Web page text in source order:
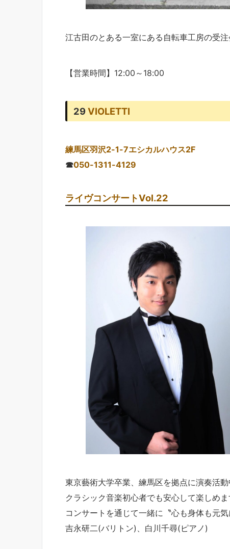
江古田のとある一室にある自転車工房の受
【営業時間】12:00～18:00
29VIOLETTI
練馬区羽沢2-1-7エシカルハウス2F
☎050-1311-4129
ライヴコンサートVol.22
東京藝術大学卒業、練馬区を拠点に演奏活動
クラシック音楽初心者でも安心して楽しめま
コンサートを通じて一緒に〝心も身体も元気
吉永研二(バリトン)、白川千尋(ピアノ)